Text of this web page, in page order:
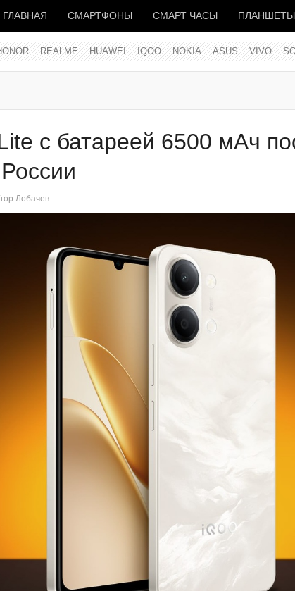
ГЛАВНАЯ СМАРТФОНЫ СМАРТ ЧАСЫ ПЛАНШЕТЫ
REALME HUAWEI IQOO NOKIA ASUS VIVO
с батареей 6500 мАч
Лобачев